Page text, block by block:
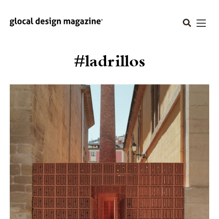
#ladrillos